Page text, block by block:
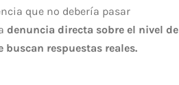
que no debería pasar
denuncia directa sobre el nivel de
respuestas reales.